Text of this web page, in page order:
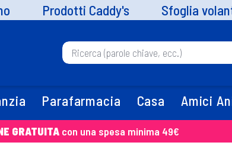
Prodotti Caddy's Sfoglia
Parafarmacia Casa Amici
GRATUITA con una spesa minima 49€